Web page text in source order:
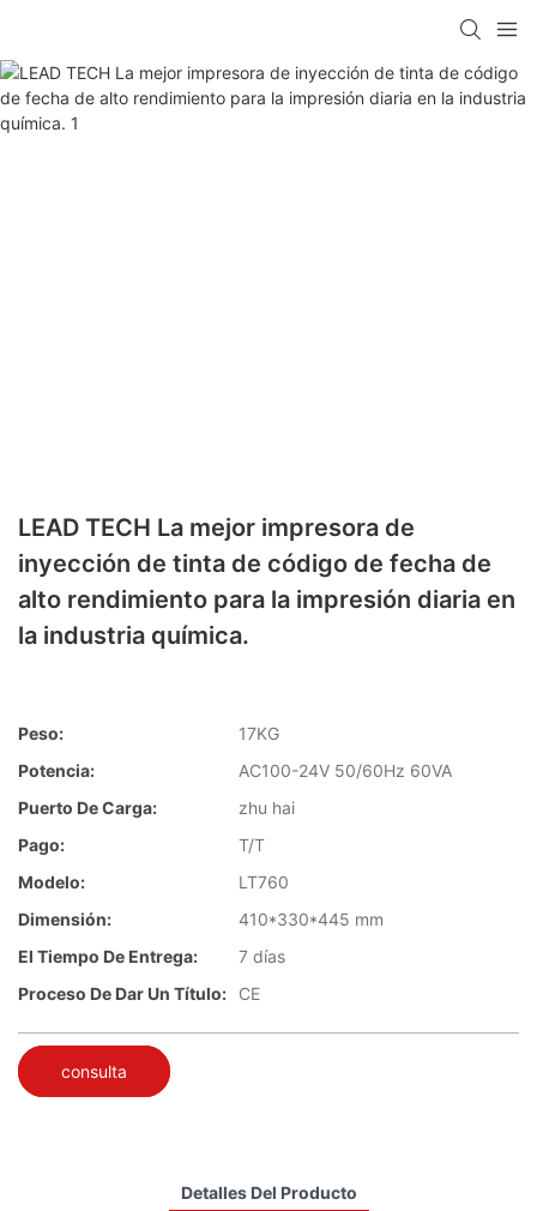
LEAD TECH La mejor impresora de
inyección de tinta de código de fecha de
alto rendimiento para la impresión diaria en
la industria química.
Peso:
17KG
Potencia:
AC100-24V 50/60Hz 60VA
Puerto De Carga:
zhu hai
Pago:
T/T
Modelo:
LT760
Dimensión:
410*330*445 mm
El Tiempo De Entrega:
7 días
Proceso De Dar Un Título:
CE
consulta
Detalles Del Producto